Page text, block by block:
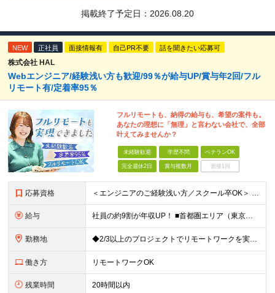
掲載終了予定日： 2026.08.20
NEW 正社員 面接情報有 自己PR不要 話を聞きたい応募可
株式会社 HAL
Webエンジニア/経験浅い方も歓迎/99％が給与UP/賞与年2回/フル
リモート有/定着率95％
フルリモートも、納得の給与も、希望の案件も。
あなたの理想に「無理」と言わない会社で、全部
叶えてみませんか？
未経験歓迎 学歴不問 ベテランOK
完全週休2日 賞与複数月 面接1回
応募資格 ＜エンジニアのご経験浅い方／スクール卒OK＞ ◆学歴不問 ◆未経験OK ＜こんな方は大歓迎！＞ ◎今の収入に不満がある方 ◎新しい言語・スキルに挑戦したい方 ◎腰を据えて活躍したい方 ◎頑張りを評価
給与 社員の約9割が年収UP！ ■首都圏エリア（東京、神奈川、千葉、埼玉勤務） 月給25万円～26万円（固定残業代含む） ※固定残業代は、時間外労働の有無に関わらず17時間分を30,000円～31,200
勤務地 ◆2/3以上のプロジェクトでリモートワークを実施中！ ≪自社拠点≫ ・東京本社／東京都千代田区丸の内二丁目6番1号 丸の内パークビルディング6階 ・関西支社／⼤阪府⼤阪市中央区安⼟町2-3-13 ⼤
働き方 リモートワークOK
残業時間 20時間以内